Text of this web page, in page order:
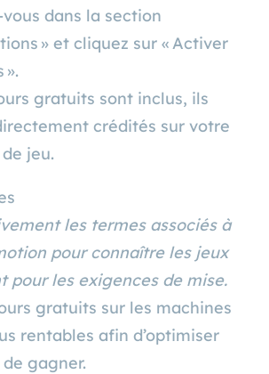
dans la section
» et cliquez sur « Activer
».
gratuits sont inclus, ils
crédités sur votre
jeu.
les termes associés à
pour connaître les jeux
pour les exigences de mise.
gratuits sur les machines
rentables afin d’optimiser
gagner.